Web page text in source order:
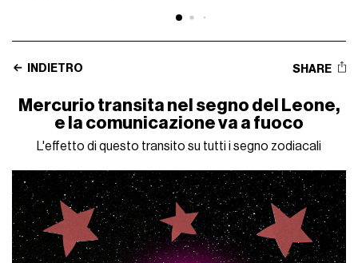
INDIETRO SHARE
Mercurio transita nel segno del Leone,
e la comunicazione va a fuoco
L'effetto di questo transito su tutti i segno zodiacali